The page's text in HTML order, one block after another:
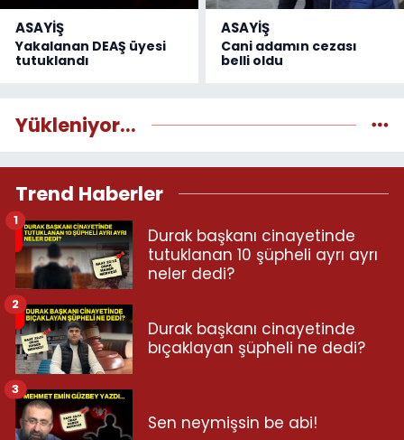
ASAYİŞ
Yakalanan DEAŞ üyesi
tutuklandı
ASAYİŞ
Cani adamın cezası
belli oldu
Yükleniyor...
Trend Haberler
Durak başkanı cinayetinde
tutuklanan 10 şüpheli ayrı ayrı
neler dedi?
1
Durak başkanı cinayetinde
bıçaklayan şüpheli ne dedi?
2
Sen neymişsin be abi!
3